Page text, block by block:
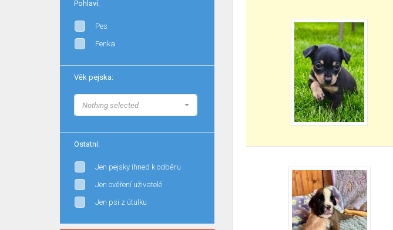
Pohlaví:
Pes
Fenka
Věk pejska:
Nothing selected
Ostatní:
Jen pejsky ihned k odběru
Jen ověření uživatelé
Jen psi z útulku